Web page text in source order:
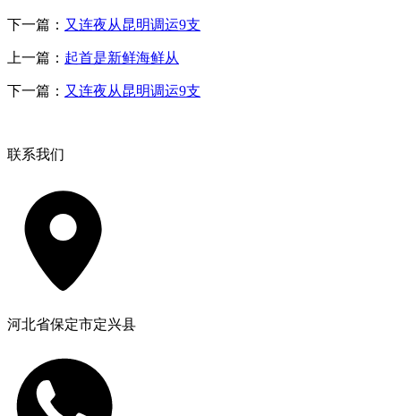
下一篇： 又连夜从昆明调运9支
上一篇： 起首是新鲜海鲜从
下一篇： 又连夜从昆明调运9支
联系我们
河北省保定市定兴县